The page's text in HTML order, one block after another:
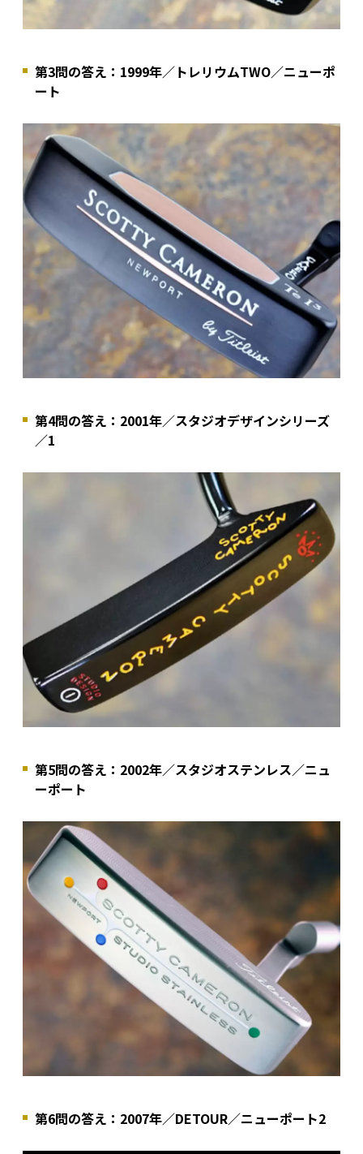
第3問の答え：1999年／トレリウムTWO／ニューポ
ート
第4問の答え：2001年／スタジオデザインシリーズ
／1
第5問の答え：2002年／スタジオステンレス／ニュ
ーポート
第6問の答え：2007年／DETOUR／ニューポート2